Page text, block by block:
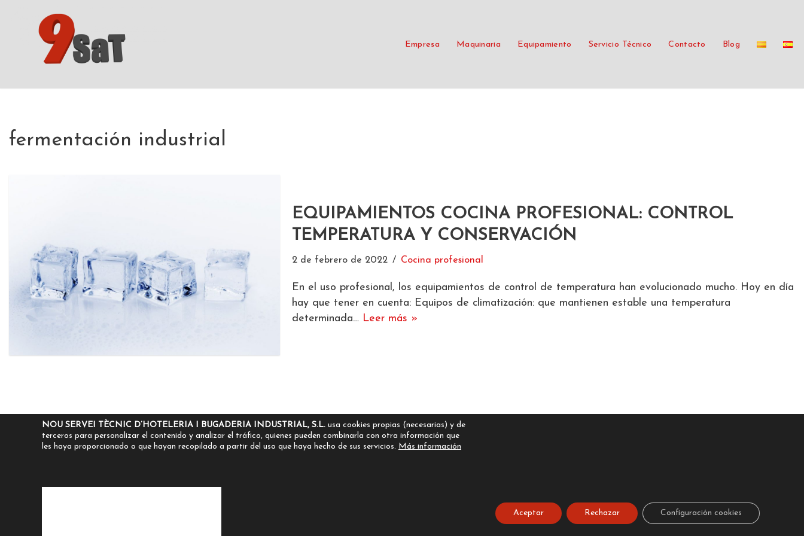
contenido
Empresa Maquinaria Equipamiento Servicio Técnico Contacto Blog
fermentación industrial
EQUIPAMIENTOS COCINA PROFESIONAL: CONTROL
TEMPERATURA Y CONSERVACIÓN
2 de febrero de 2022 Cocina profesional
En el uso profesional, los equipamientos de control de temperatura han evolucionado mucho. Hoy en día
hay que tener en cuenta: Equipos de climatización: que mantienen estable una temperatura
determinada… Leer más »
NOU SERVEI TÈCNIC D’HOTELERIA I BUGADERIA INDUSTRIAL, S.L. usa cookies propias (necesarias) y de
terceros para personalizar el contenido y analizar el tráfico, quienes pueden combinarla con otra información que
les haya proporcionado o que hayan recopilado a partir del uso que haya hecho de sus servicios. Más información
Aceptar Rechazar Configuración cookies